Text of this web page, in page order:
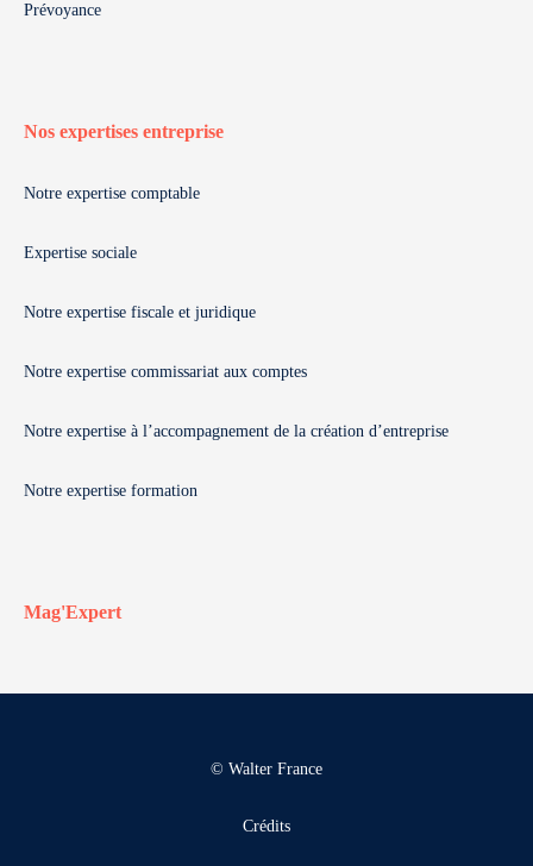
Prévoyance
Nos expertises entreprise
Notre expertise comptable
Expertise sociale
Notre expertise fiscale et juridique
Notre expertise commissariat aux comptes
Notre expertise à l’accompagnement de la création d’entreprise
Notre expertise formation
Mag'Expert
© Walter France
Crédits